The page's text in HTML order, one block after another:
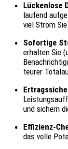
Lückenlose
laufend
viel Strom
Sofortige
erhalten Sie
teurer
und sichern
Effizienz-
das volle